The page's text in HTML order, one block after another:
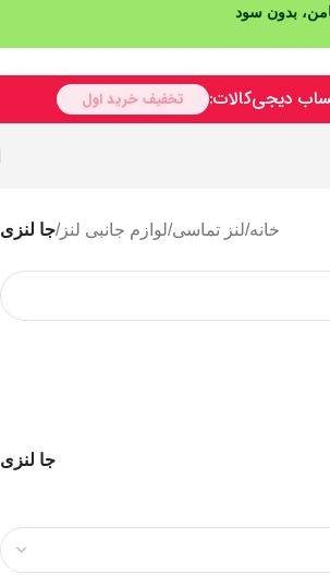
بدون سود
خانه/لنز تماسی/لوازم جانبی لنز/جا لنزی
جا لنزی